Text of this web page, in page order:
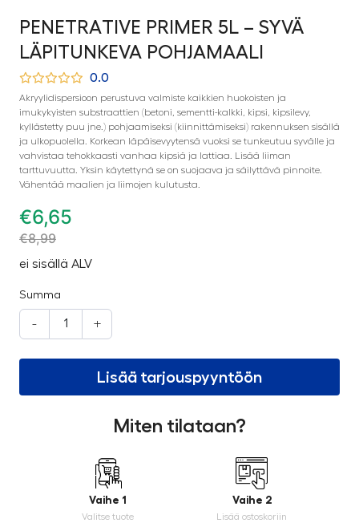
PENETRATIVE PRIMER 5L – SYVÄ
LÄPITUNKEVA POHJAMAALI
0.0
Akryylidispersioon perustuva valmiste kaikkien huokoisten ja
imukykyisten substraattien (betoni, sementti-kalkki, kipsi, kipsilevy,
kyllästetty puu jne.) pohjaamiseksi (kiinnittämiseksi) rakennuksen sisällä
ja ulkopuolella. Korkean läpäisevyytensä vuoksi se tunkeutuu syvälle ja
vahvistaa tehokkaasti vanhaa kipsiä ja lattiaa. Lisää liiman
tarttuvuutta. Yksin käytettynä se on suojaava ja säilyttävä pinnoite.
Vähentää maalien ja liimojen kulutusta.
€6,65
€8,99
ei sisällä ALV
Summa
- +
Lisää tarjouspyyntöön
Miten tilataan?
Vaihe 1
Valitse tuote
Vaihe 2
Lisää ostoskoriin